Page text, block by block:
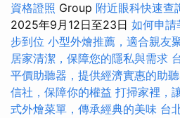
資格證照 Group 附近眼科快速查
2025年9月12日至23日 如何申請
步到位 小型外燴推薦，適合親友
居家清潔，保障您的隱私與需求
平價助聽器，提供經濟實惠的助
信社，保障你的權益 打掃家裡，
式外燴菜單，傳承經典的美味 台